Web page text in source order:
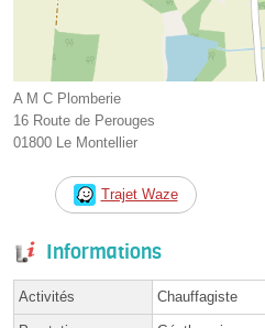
A M C Plomberie
16 Route de Perouges
01800 Le Montellier
Trajet Waze
Informations
Activités Chauffagiste